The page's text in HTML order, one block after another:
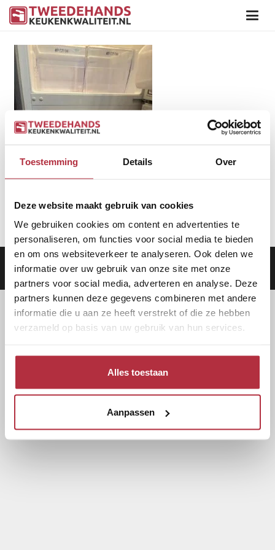
Toestemming Details Over
Deze website maakt gebruik van cookies
We gebruiken cookies om content en advertenties te
personaliseren, om functies voor social media te bieden
en om ons websiteverkeer te analyseren. Ook delen we
informatie over uw gebruik van onze site met onze
partners voor social media, adverteren en analyse. Deze
partners kunnen deze gegevens combineren met andere
informatie die u aan ze heeft verstrekt of die ze hebben
verzameld op basis van uw gebruik van hun services.
Alles toestaan
Aanpassen
Aanbod| Keukens |Levering|Garantie|Privacy Beleid